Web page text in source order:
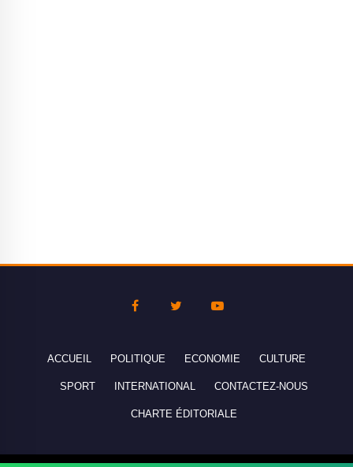
ACCUEIL POLITIQUE ECONOMIE CULTURE
SPORT INTERNATIONAL CONTACTEZ-NOUS
CHARTE ÉDITORIALE